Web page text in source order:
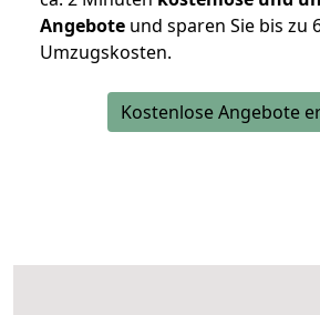
Angebote und sparen Sie bis zu
Umzugskosten.
Kostenlose Angebote